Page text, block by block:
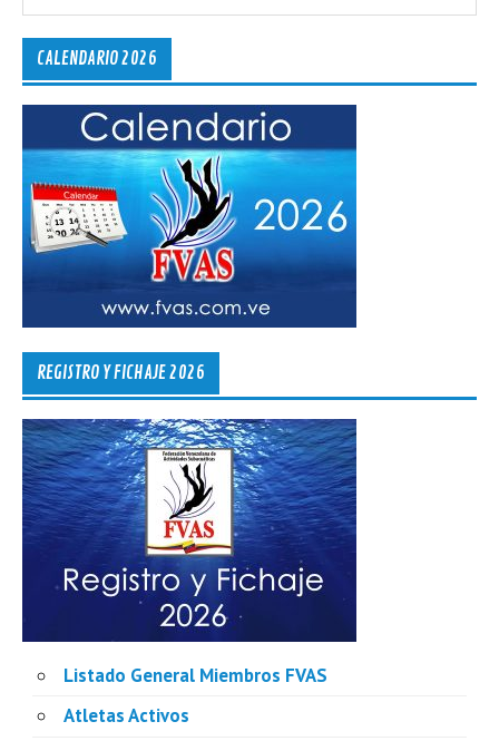
CALENDARIO 2026
REGISTRO Y FICHAJE 2026
Listado General Miembros FVAS
Atletas Activos